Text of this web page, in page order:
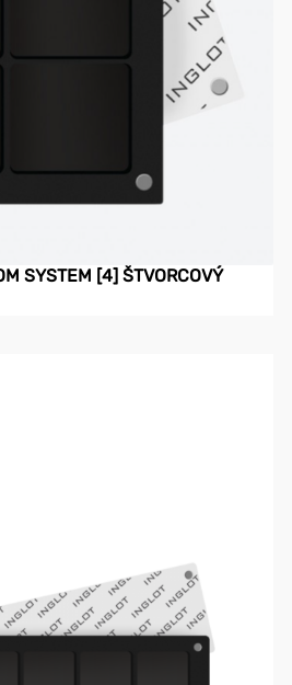
SYSTEM [4] ŠTVORCOVÝ